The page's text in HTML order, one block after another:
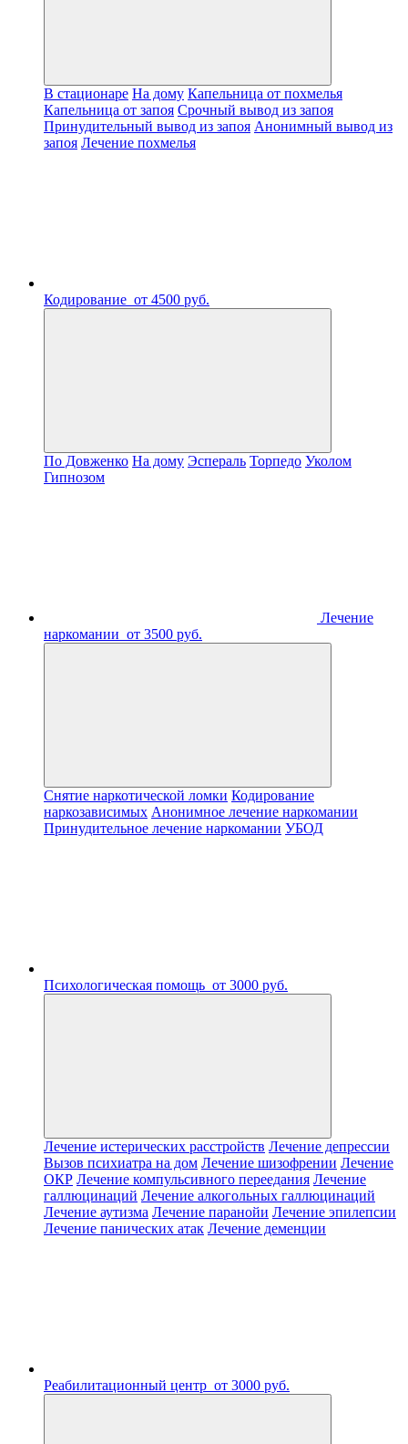
В стационаре На дому Капельница от похмелья
Капельница от запоя Срочный вывод из запоя
Принудительный вывод из запоя Анонимный вывод из
запоя Лечение похмелья
Кодирование от 4500 руб.
По Довженко На дому Эспераль Торпедо Уколом
Гипнозом
Лечение
наркомании от 3500 руб.
Снятие наркотической ломки Кодирование
наркозависимых Анонимное лечение наркомании
Принудительное лечение наркомании УБОД
Психологическая помощь от 3000 руб.
Лечение истерических расстройств Лечение депрессии
Вызов психиатра на дом Лечение шизофрении Лечение
ОКР Лечение компульсивного переедания Лечение
галлюцинаций Лечение алкогольных галлюцинаций
Лечение аутизма Лечение паранойи Лечение эпилепсии
Лечение панических атак Лечение деменции
Реабилитационный центр от 3000 руб.